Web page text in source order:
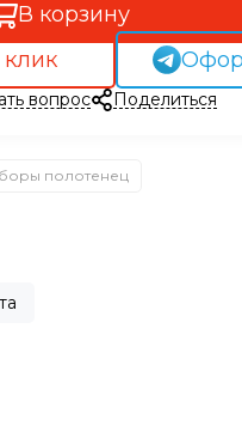
В корзину
вопрос Поделиться
полотенец